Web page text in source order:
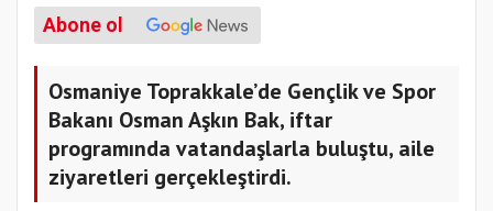
Abone ol
Osmaniye Toprakkale’de Gençlik ve Spor
Bakanı Osman Aşkın Bak, iftar
programında vatandaşlarla buluştu, aile
ziyaretleri gerçekleştirdi.